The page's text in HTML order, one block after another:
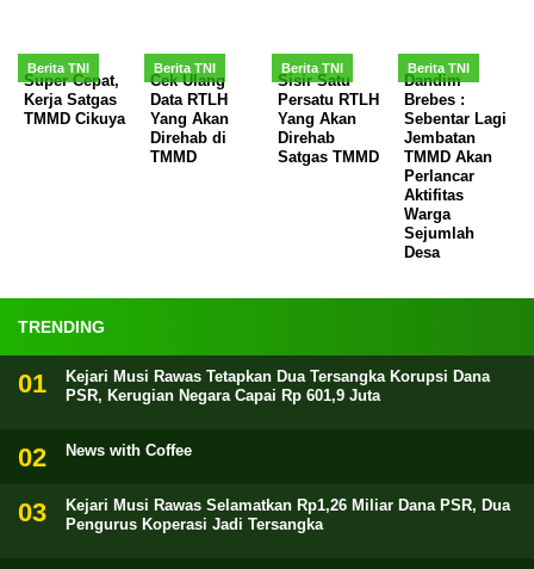
Berita TNI
Super Cepat,
Kerja Satgas
TMMD Cikuya
Berita TNI
Cek Ulang
Data RTLH
Yang Akan
Direhab di
TMMD
Berita TNI
Sisir Satu
Persatu RTLH
Yang Akan
Direhab
Satgas TMMD
Berita TNI
Dandim
Brebes :
Sebentar Lagi
Jembatan
TMMD Akan
Perlancar
Aktifitas
Warga
Sejumlah
Desa
TRENDING
Kejari Musi Rawas Tetapkan Dua Tersangka Korupsi Dana
PSR, Kerugian Negara Capai Rp 601,9 Juta
News with Coffee
Kejari Musi Rawas Selamatkan Rp1,26 Miliar Dana PSR, Dua
Pengurus Koperasi Jadi Tersangka